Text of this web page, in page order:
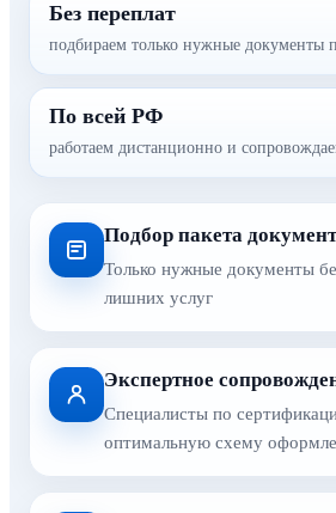
Без переплат
подбираем только нужные документы
По всей РФ
работаем дистанционно и
Подбор пакета
Только нужные документы
лишних услуг
Экспертное
Специалисты по
оптимальную схему